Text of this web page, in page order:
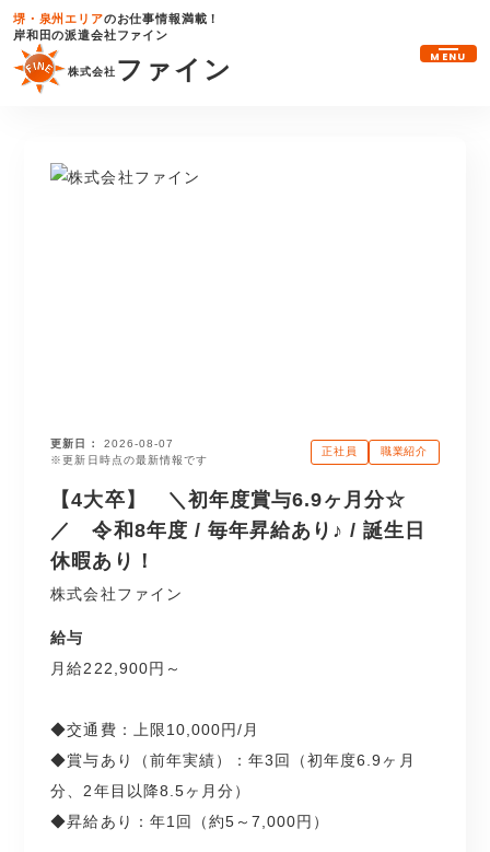
株式会社 ファイン
堺・泉州エリアのお仕事情報満載！
岸和田の派遣会社ファイン
MENU
更新日
2026-08-07
※更新日時点の最新情報です
正社員 職業紹介
【4大卒】 ＼初年度賞与6.9ヶ月分☆
／ 令和8年度 / 毎年昇給あり♪ / 誕生日
休暇あり！
株式会社ファイン
給与
月給222,900円～
◆交通費：上限10,000円/月
◆賞与あり（前年実績）：年3回（初年度6.9ヶ月
分、2年目以降8.5ヶ月分）
◆昇給あり：年1回（約5～7,000円）